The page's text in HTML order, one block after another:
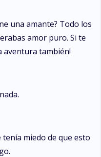
una amante? Todo los
amor puro. Si te
aventura también!
miedo de que esto